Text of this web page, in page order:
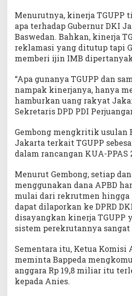
Menurutnya, kinerja TGUPP
apa terhadap Gubernur DKI
Baswedan. Bahkan, kinerja
reklamasi yang ditutup tapi
memberi ijin IMB
“Apa gunanya TGUPP dan
nampak kinerjanya, hanya
hamburkan uang rakyat
Sekretaris DPD PDI
Gembong mengkritik usulan
Jakarta terkait TGUPP
dalam rancangan KUA-PPAS
Menurut Gembong, setiap
menggunakan dana APBD
mulai dari rekrutmen
dapat dilaporkan ke DPRD
disayangkan kinerja TGUPP
sistem perekrutannya
Sementara itu, Ketua Komisi
meminta Bappeda
anggara Rp 19,8 miliar itu
kepada Anies.